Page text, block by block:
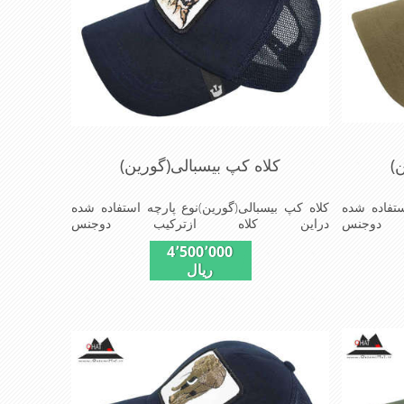
شده
دوجنس
کلاه
است ونقاب که
و مناسب
کلاه کپ بیسبالی(گورین)
کلاه کپ بیسبالی(گورین)نوع پارچه استفاده شده
دراین کلاه ازترکیب دوجنس
کتان(پنبه)وپلیستراست که با بندگیرپشت کلاه
ازسایز56الی60قابل استفاده است ونقاب که
مناسب این شکل ازکلاه است شیک و مناسب
4٬500٬000
ریال